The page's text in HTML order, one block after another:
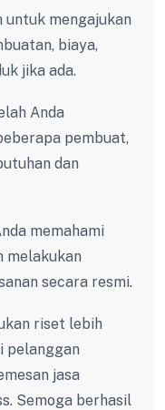
untuk mengajukan
biaya,
jika ada.
Anda
pembuat,
dan
memahami
melakukan
secara resmi.
riset lebih
pelanggan
jasa
Semoga berhasil